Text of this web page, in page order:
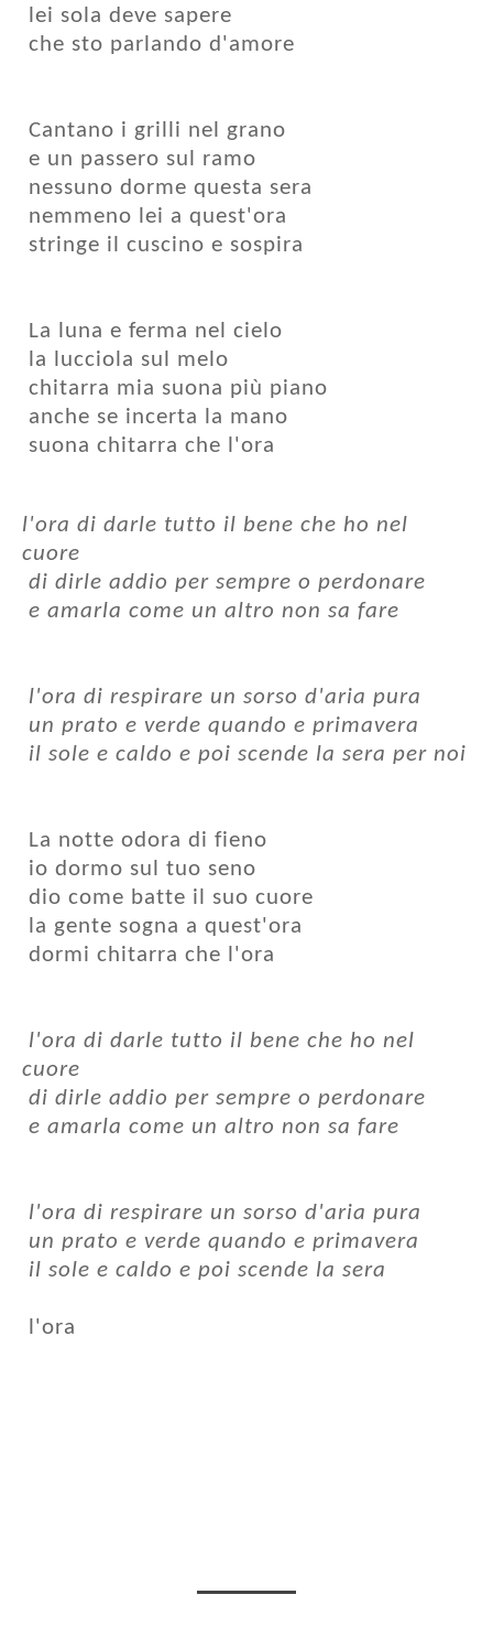
lei sola deve sapere
che sto parlando d'amore
Cantano i grilli nel grano
e un passero sul ramo
nessuno dorme questa sera
nemmeno lei a quest'ora
stringe il cuscino e sospira
La luna e ferma nel cielo
la lucciola sul melo
chitarra mia suona più piano
anche se incerta la mano
suona chitarra che l'ora
l'ora di darle tutto il bene che ho nel
cuore
di dirle addio per sempre o perdonare
e amarla come un altro non sa fare
l'ora di respirare un sorso d'aria pura
un prato e verde quando e primavera
il sole e caldo e poi scende la sera per noi
La notte odora di fieno
io dormo sul tuo seno
dio come batte il suo cuore
la gente sogna a quest'ora
dormi chitarra che l'ora
l'ora di darle tutto il bene che ho nel
cuore
di dirle addio per sempre o perdonare
e amarla come un altro non sa fare
l'ora di respirare un sorso d'aria pura
un prato e verde quando e primavera
il sole e caldo e poi scende la sera
l'ora